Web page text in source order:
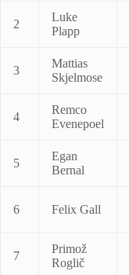
2
Luke
Plapp
3
Mattias
Skjelmose
4
Remco
Evenepoel
5
Egan
Bernal
6 Felix Gall
7
Primož
Roglič